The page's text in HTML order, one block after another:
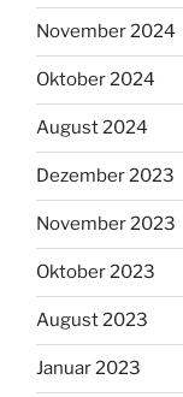
November 2024
Oktober 2024
August 2024
Dezember 2023
November 2023
Oktober 2023
August 2023
Januar 2023